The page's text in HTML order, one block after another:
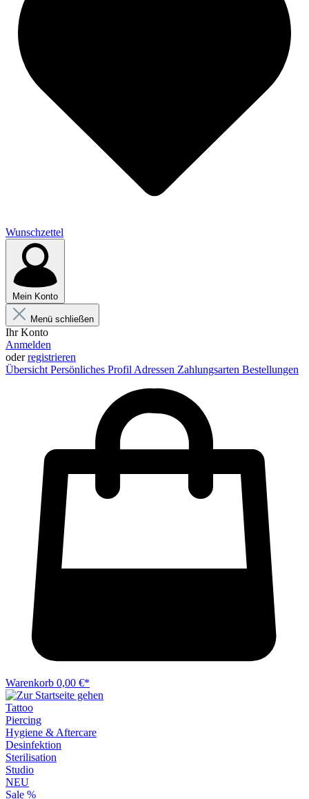
Wunschzettel
Mein Konto
Menü schließen
Ihr Konto
Anmelden
oderregistrieren
Übersicht Persönliches Profil Adressen Zahlungsarten Bestellungen
Warenkorb 0,00 €*
Tattoo
Piercing
Hygiene & Aftercare
Desinfektion
Sterilisation
Studio
NEU
Sale %